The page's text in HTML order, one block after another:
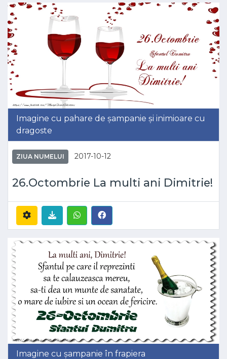
Imagine cu pahare de șampanie și inimioare cu
dragoste
ZIUA NUMELUI 2017-10-12
26.Octombrie La multi ani Dimitrie!
Imagine cu șampanie în frapiera